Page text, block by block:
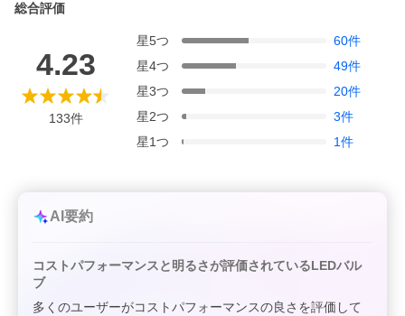
総合評価
4.23
133件
星5つ 60件
星4つ 49件
星3つ 20件
星2つ 3件
星1つ 1件
AI要約
コストパフォーマンスと明るさが評価されているLEDバル
ブ
多くのユーザーがコストパフォーマンスの良さを評価して